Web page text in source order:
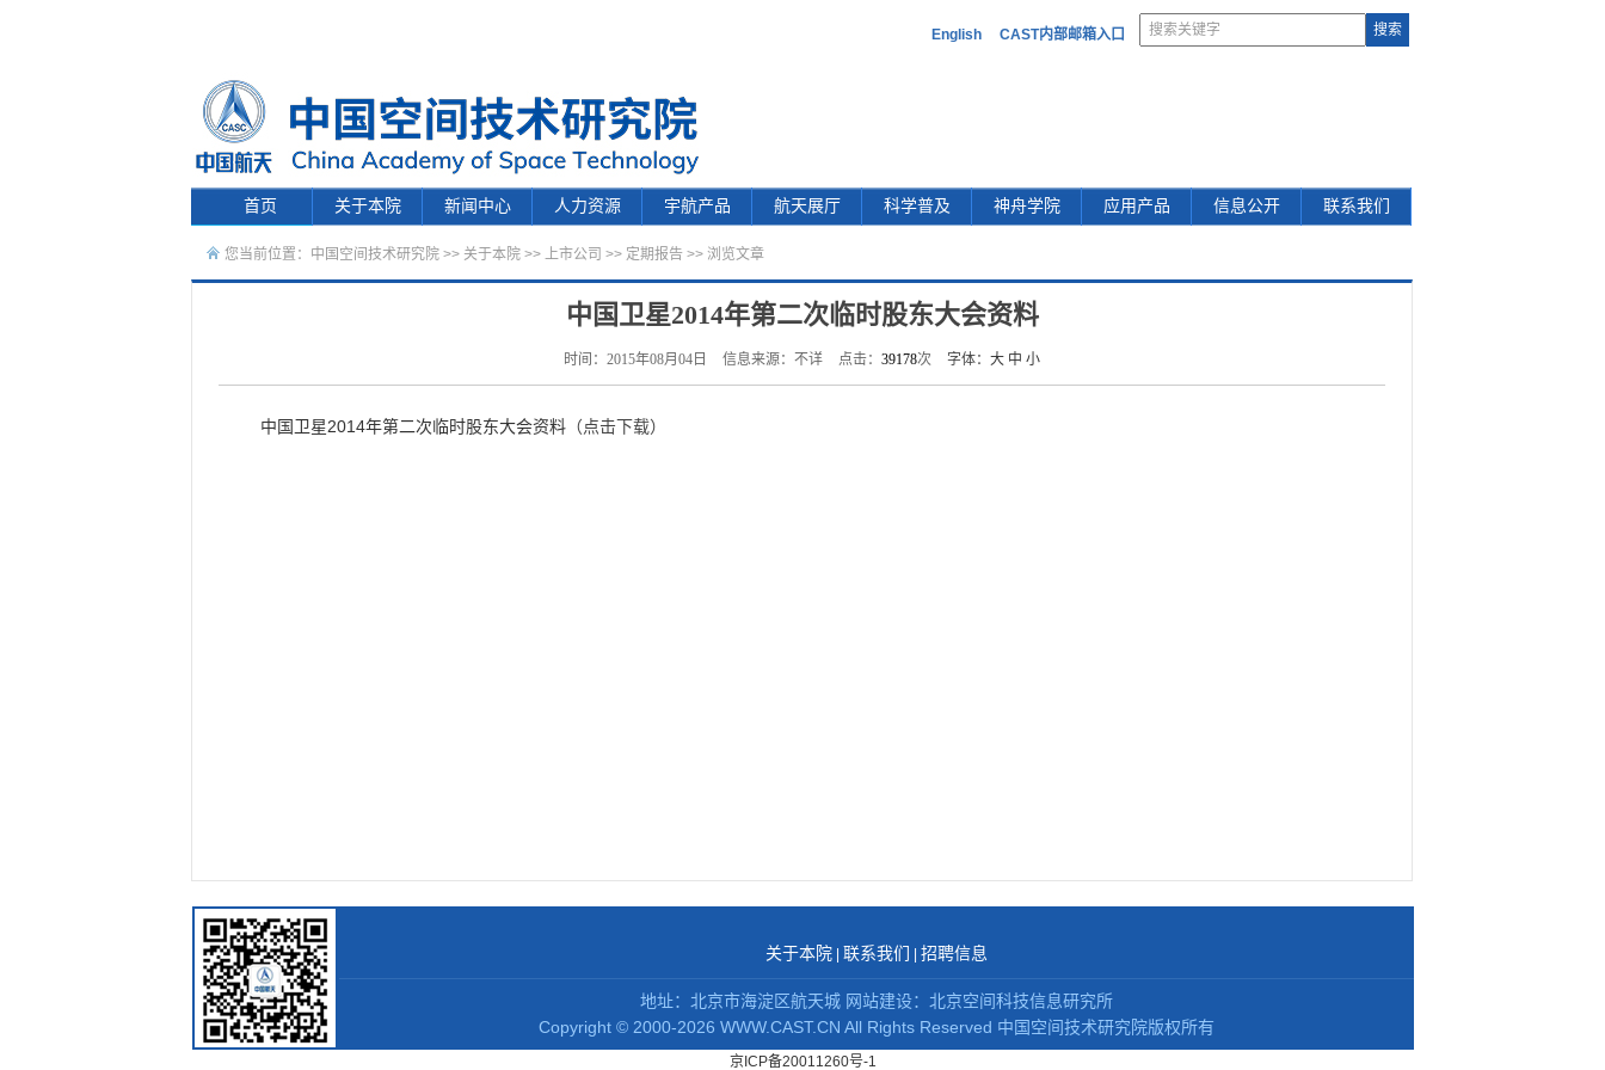
English CAST内部邮箱入口
首页 关于本院 新闻中心 人力资源 宇航产品 航天展厅 科学普及 神舟学院 应用产品 信息公开 联系我们
您当前位置： 中国空间技术研究院 >> 关于本院 >> 上市公司 >> 定期报告 >> 浏览文章
中国卫星2014年第二次临时股东大会资料
时间：2015年08月04日 信息来源：不详 点击： 39178次 字体： 大 中 小
中国卫星2014年第二次临时股东大会资料 （点击下载）
关于本院| 联系我们 招聘信息
地址：北京市海淀区航天城 网站建设：北京空间科技信息研究所
Copyright ©2000-2026 WWW.CAST.CN All Rights Reserved 中国空间技术研究院版权所有
京ICP备20011260号-1